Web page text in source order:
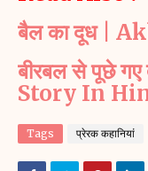
बैल का दूध |
बीरबल से पूछे
Story In
Tags प्रेरक कहानियां